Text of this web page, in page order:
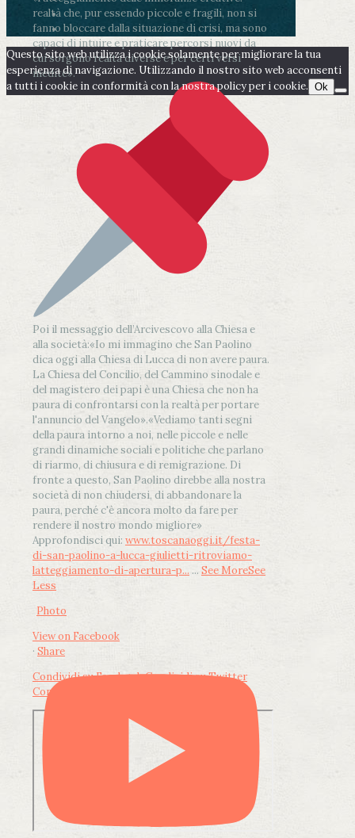
realtà che, pur essendo piccole e fragili, non si
fanno bloccare dalla situazione di crisi, ma sono
capaci di intuire e praticare percorsi nuovi da
cui sorgono realtà diverse e per certi versi
inedite».
Poi il messaggio dell’Arcivescovo alla Chiesa e
alla società:«Io mi immagino che San Paolino
dica oggi alla Chiesa di Lucca di non avere paura.
La Chiesa del Concilio, del Cammino sinodale e
del magistero dei papi è una Chiesa che non ha
paura di confrontarsi con la realtà per portare
l'annuncio del Vangelo».«Vediamo tanti segni
della paura intorno a noi, nelle piccole e nelle
grandi dinamiche sociali e politiche che parlano
di riarmo, di chiusura e di remigrazione. Di
fronte a questo, San Paolino direbbe alla nostra
società di non chiudersi, di abbandonare la
paura, perché c'è ancora molto da fare per
rendere il nostro mondo migliore»
Approfondisci qui: www.toscanaoggi.it/festa-
di-san-paolino-a-lucca-giulietti-ritroviamo-
latteggiamento-di-apertura-p... ... See MoreSee
Less
Photo
View on Facebook
· Share
Condividi su FacebookCondividi su Twitter
Condividi su LinkedIn
Questo sito web utilizza i cookie solamente per migliorare la tua
esperienza di navigazione. Utilizzando il nostro sito web acconsenti
a tutti i cookie in conformità con la nostra policy per i cookie. Ok